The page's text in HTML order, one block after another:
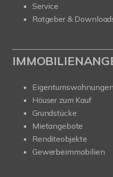
Service
Ratgeber &
Eigentumswohnungen
Häuser zum Kauf
Grundstücke
Mietangebote
Renditeobjekte
Gewerbeimmobilien